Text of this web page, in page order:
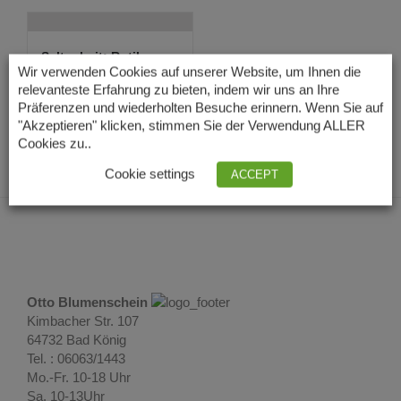
Seltenheit: Rutilquarz
Collier mit...
159,00€ Lieferzeit: 3 –
5 Tage
Otto Blumenschein
Kimbacher Str. 107
64732 Bad König
Tel. : 06063/1443
Mo.-Fr. 10-18 Uhr
Sa. 10-13Uhr
Wir verwenden Cookies auf unserer Website, um Ihnen die
relevanteste Erfahrung zu bieten, indem wir uns an Ihre
Präferenzen und wiederholten Besuche erinnern. Wenn Sie auf
"Akzeptieren" klicken, stimmen Sie der Verwendung ALLER
Cookies zu..
Cookie settings ACCEPT